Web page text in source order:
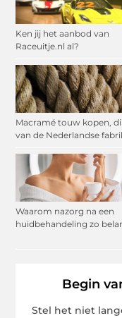
Ken jij het aanbod van
Raceuitje.nl al?
Macramé touw kopen,
van de Nederlandse
Waarom nazorg na een
huidbehandeling zo
Begin
Stel het niet